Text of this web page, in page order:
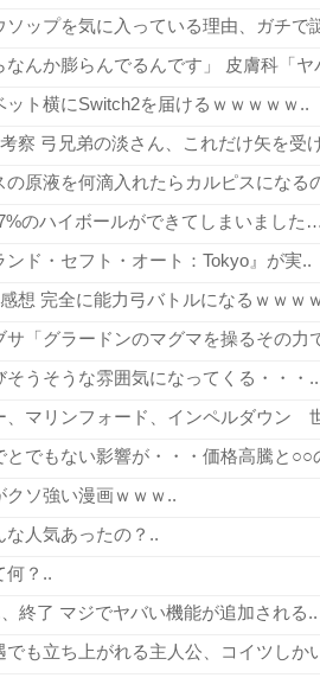
ソップを気に入っている理由、ガチで
んか膨らんでるんです」 皮膚科「ヤ
ット横にSwitch2を届けるｗｗｗｗｗ..
察 弓兄弟の淡さん、これだけ矢を受
原液を何滴入れたらカルピスになる
のハイボールができてしまいました
ド・セフト・オート：Tokyo』が実..
想 完全に能力弓バトルになるｗｗｗ
サ「グラードンのマグマを操るその力
そうそうな雰囲気になってくる・・・..
、マリンフォード、インペルダウン
とでもない影響が・・・価格高騰と○○
クソ強い漫画ｗｗｗ..
人気あったの？..
何？..
終了 マジでヤバい機能が追加される..
も立ち上がれる主人公、コイツしか